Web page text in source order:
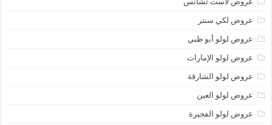
عروض لكي سنتر
عروض لولو أبو ظبي
عروض لولو الإمارات
عروض لولو الشارقة
عروض لولو العين
عروض لولو الفجيرة